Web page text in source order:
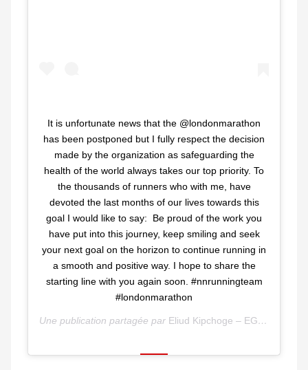
It is unfortunate news that the @londonmarathon
has been postponed but I fully respect the decision
made by the organization as safeguarding the
health of the world always takes our top priority. To
the thousands of runners who with me, have
devoted the last months of our lives towards this
goal I would like to say: Be proud of the work you
have put into this journey, keep smiling and seek
your next goal on the horizon to continue running in
a smooth and positive way. I hope to share the
starting line with you again soon. #nnrunningteam
#londonmarathon
Une publication partagée par Eliud Kipchoge – EGH??